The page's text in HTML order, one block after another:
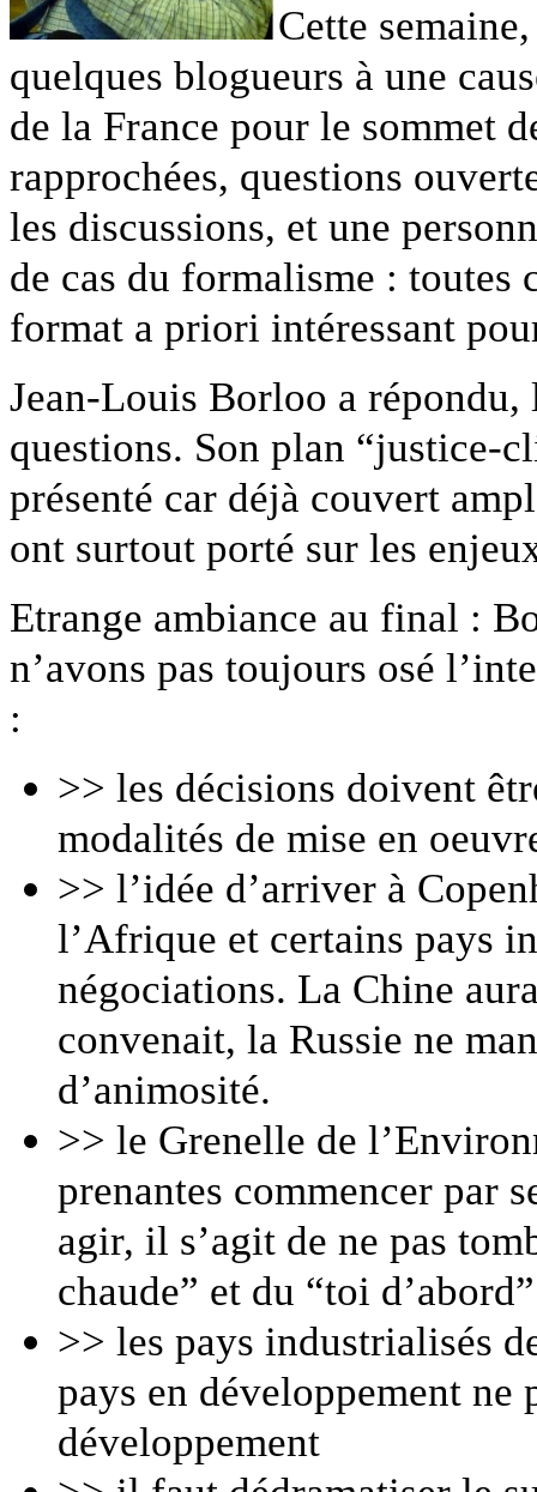
Cette
quelques blogueurs à une
de la France pour le sommet
rapprochées, questions
les discussions, et une
de cas du formalisme : toutes
format a priori intéressant
Jean-Louis Borloo a
questions. Son plan “justice-
présenté car déjà couvert
ont surtout porté sur les
Etrange ambiance au final :
n’avons pas toujours osé
:
>> les décisions doivent
modalités de mise en
>> l’idée d’arriver à
l’Afrique et certains pays
négociations. La Chine
convenait, la Russie ne
d’animosité.
>> le Grenelle de
prenantes commencer par
agir, il s’agit de ne pas
chaude” et du “toi d’abord”
>> les pays industrialisés
pays en développement
développement